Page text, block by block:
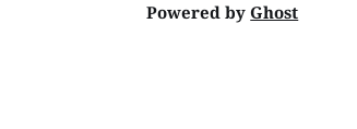
Powered byGhost